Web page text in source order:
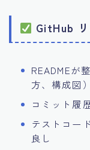
GitHub
READMEが
方、構成図）
コミット履
テストコー
良し